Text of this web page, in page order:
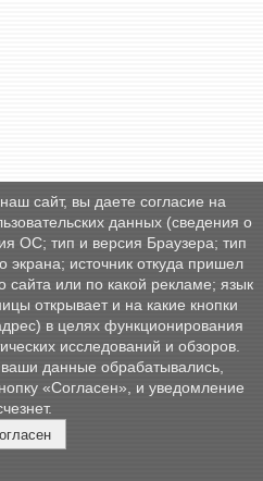
сайт, вы даете согласие на
данных (сведения о
ОС; тип и версия Браузера; тип
экрана; источник откуда пришел
сайта или по какой рекламе; язык
открывает и на какие кнопки
в целях функционирования
исследований и обзоров.
данные обрабатывались,
«Согласен», и уведомление